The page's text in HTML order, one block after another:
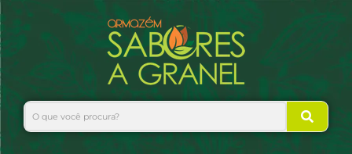
para
o
conteúdo
Search